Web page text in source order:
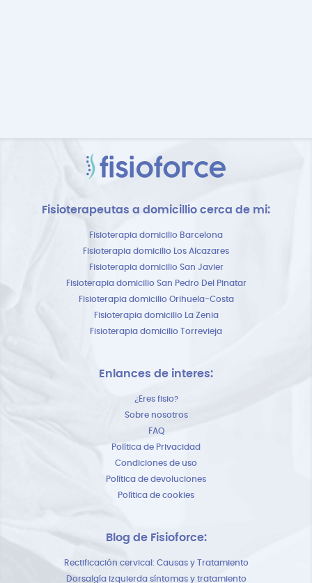
Fisioterapeutas a domicillio cerca de mi:
Fisioterapia domicilio Barcelona
Fisioterapia domicilio Los Alcazares
Fisioterapia domicilio San Javier
Fisioterapia domicilio San Pedro Del Pinatar
Fisioterapia domicilio Orihuela-Costa
Fisioterapia domicilio La Zenia
Fisioterapia domicilio Torrevieja
Enlances de interes:
¿Eres fisio?
Sobre nosotros
FAQ
Política de Privacidad
Condiciones de uso
Política de devoluciones
Política de cookies
Blog de Fisioforce:
Rectificación cervical: Causas y Tratamiento
Dorsalgía izquierda síntomas y tratamiento